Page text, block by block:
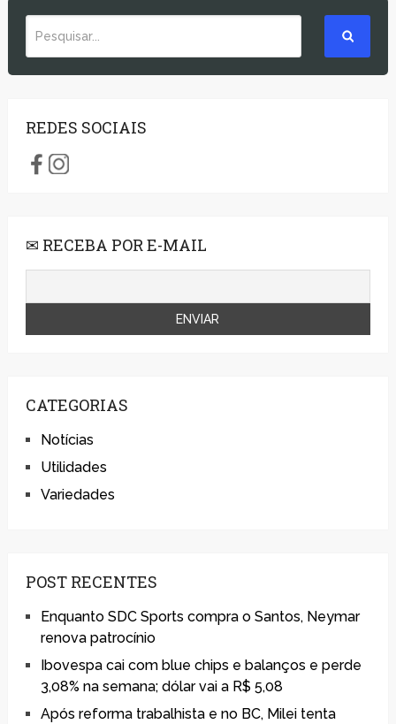
REDES SOCIAIS
✉ RECEBA POR E-MAIL
CATEGORIAS
Notícias
Utilidades
Variedades
POST RECENTES
Enquanto SDC Sports compra o Santos, Neymar
renova patrocínio
Ibovespa cai com blue chips e balanços e perde
3,08% na semana; dólar vai a R$ 5,08
Após reforma trabalhista e no BC, Milei tenta